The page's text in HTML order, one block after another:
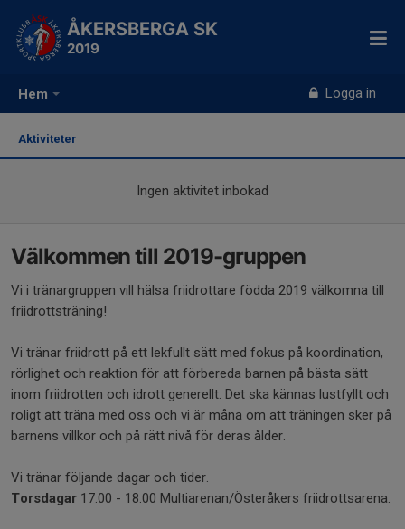
Hem Logga in
ÅKERSBERGA SK
2019
Aktiviteter
Ingen aktivitet inbokad
Välkommen till 2019-gruppen
Vi i tränargruppen vill hälsa friidrottare födda 2019 välkomna till
friidrottsträning!
Vi tränar friidrott på ett lekfullt sätt med fokus på koordination,
rörlighet och reaktion för att förbereda barnen på bästa sätt
inom friidrotten och idrott generellt. Det ska kännas lustfyllt och
roligt att träna med oss och vi är måna om att träningen sker på
barnens villkor och på rätt nivå för deras ålder.
Vi tränar följande dagar och tider.
Torsdagar 17.00 - 18.00 Multiarenan/Österåkers friidrottsarena.